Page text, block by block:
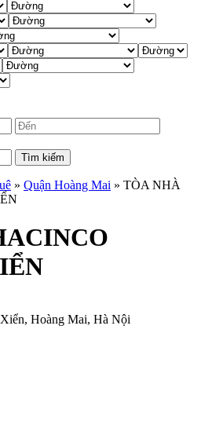
Tìm kiếm
» Quận Hoàng Mai » TÒA NHÀ
Hoàng Mai, Hà Nội